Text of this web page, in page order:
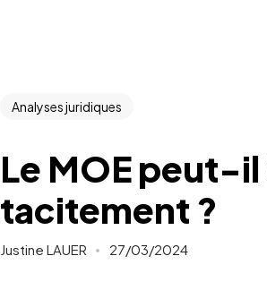
Analyses juridiques
Le MOE peut-
tacitement ?
Justine LAUER 27/03/2024